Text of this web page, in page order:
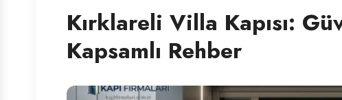
Kırklareli Villa Kapısı:
Kapsamlı Rehber